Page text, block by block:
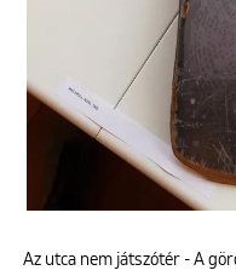
Az utca nem játszótér - A